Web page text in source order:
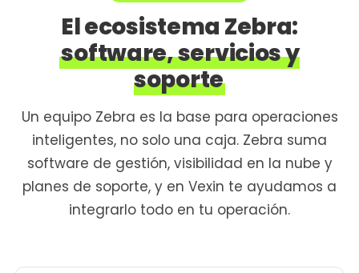
El ecosistema Zebra:
software, servicios y
soporte
Un equipo Zebra es la base para operaciones
inteligentes, no solo una caja. Zebra suma
software de gestión, visibilidad en la nube y
planes de soporte, y en Vexin te ayudamos a
integrarlo todo en tu operación.